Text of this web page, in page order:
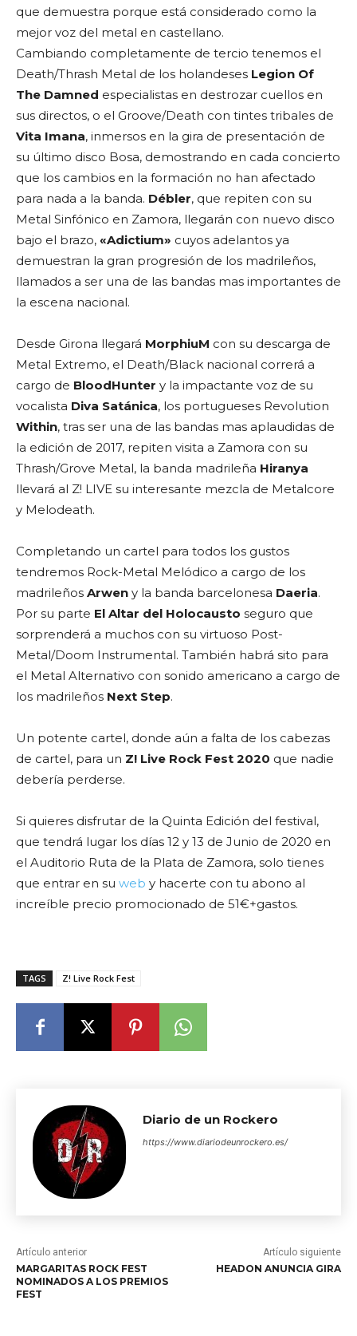
que demuestra porque está considerado como la
mejor voz del metal en castellano.
Cambiando completamente de tercio tenemos el
Death/Thrash Metal de los holandeses Legion Of
The Damned especialistas en destrozar cuellos en
sus directos, o el Groove/Death con tintes tribales de
Vita Imana, inmersos en la gira de presentación de
su último disco Bosa, demostrando en cada concierto
que los cambios en la formación no han afectado
para nada a la banda. Débler, que repiten con su
Metal Sinfónico en Zamora, llegarán con nuevo disco
bajo el brazo, «Adictium» cuyos adelantos ya
demuestran la gran progresión de los madrileños,
llamados a ser una de las bandas mas importantes de
la escena nacional.
Desde Girona llegará MorphiuM con su descarga de
Metal Extremo, el Death/Black nacional correrá a
cargo de BloodHunter y la impactante voz de su
vocalista Diva Satánica, los portugueses Revolution
Within, tras ser una de las bandas mas aplaudidas de
la edición de 2017, repiten visita a Zamora con su
Thrash/Grove Metal, la banda madrileña Hiranya
llevará al Z! LIVE su interesante mezcla de Metalcore
y Melodeath.
Completando un cartel para todos los gustos
tendremos Rock-Metal Melódico a cargo de los
madrileños Arwen y la banda barcelonesa Daeria.
Por su parte El Altar del Holocausto seguro que
sorprenderá a muchos con su virtuoso Post-
Metal/Doom Instrumental. También habrá sito para
el Metal Alternativo con sonido americano a cargo de
los madrileños Next Step.
Un potente cartel, donde aún a falta de los cabezas
de cartel, para un Z! Live Rock Fest 2020 que nadie
debería perderse.
Si quieres disfrutar de la Quinta Edición del festival,
que tendrá lugar los días 12 y 13 de Junio de 2020 en
el Auditorio Ruta de la Plata de Zamora, solo tienes
que entrar en su web y hacerte con tu abono al
increíble precio promocionado de 51€+gastos.
TAGS Z! Live Rock Fest
Diario de un Rockero
https://www.diariodeunrockero.es/
Artículo anterior
MARGARITAS ROCK FEST
NOMINADOS A LOS PREMIOS
FEST
Artículo siguiente
HEADON ANUNCIA GIRA